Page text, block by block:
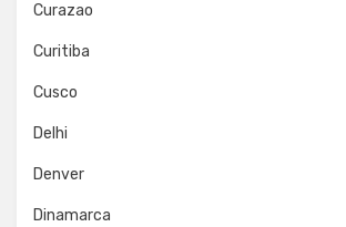
Curazao
Curitiba
Cusco
Delhi
Denver
Dinamarca